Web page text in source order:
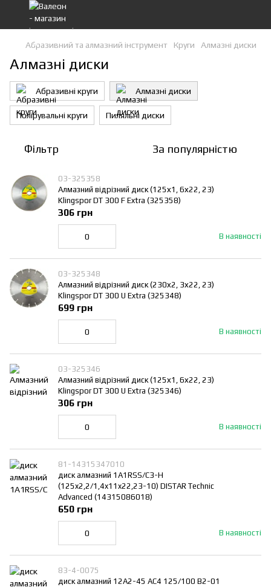
Абразивний та алмазний інструмент Круги Алмазні диски
Алмазні диски
Абразивні круги Алмазні диски
Полірувальні круги Пиляльні диски
Фільтр За популярністю
03-325358
Алмазний відрізний диск (125х1, 6х22, 23)
Klingspor DT 300 F Extra (325358)
В наявності
306 грн
03-325348
Алмазний відрізний диск (230х2, 3х22, 23)
Klingspor DT 300 U Extra (325348)
В наявності
699 грн
03-325346
Алмазний відрізний диск (125х1, 6х22, 23)
Klingspor DT 300 U Extra (325346)
В наявності
306 грн
81-14315347010
диск алмазний 1A1RSS/C3-H
(125x2,2/1,4x11x22,23-10) DISTAR Technic
Advanced (14315086018)
В наявності
650 грн
83-4-0075
диск алмазний 12A2-45 АС4 125/100 В2-01